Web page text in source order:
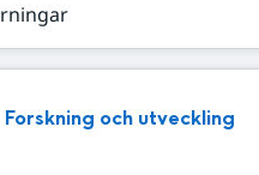
Forskning och utveckling